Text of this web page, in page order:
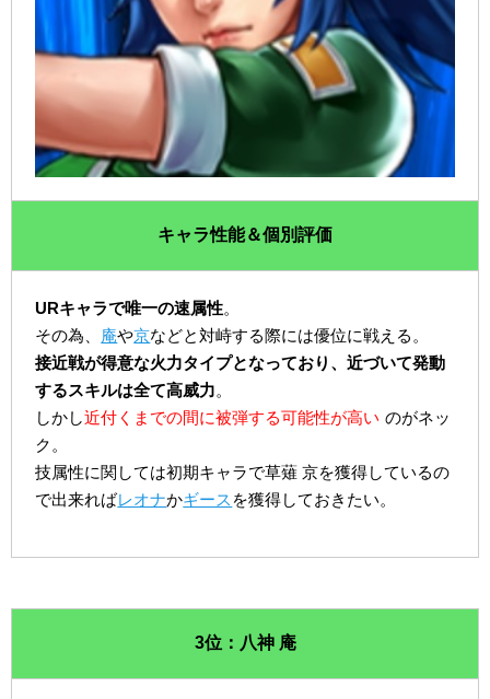
キャラ性能＆個別評価
URキャラで唯一の速属性。
その為、 庵や京などと対峙する際には優位に戦える。
接近戦が得意な火力タイプとなっており、近づいて発動
するスキルは全て高威力。
しかし近付くまでの間に被弾する可能性が高い のがネッ
ク。
技属性に関しては初期キャラで草薙 京を獲得しているの
で出来ればレオナかギース を獲得しておきたい。
3位：八神 庵